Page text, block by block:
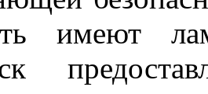
имеют